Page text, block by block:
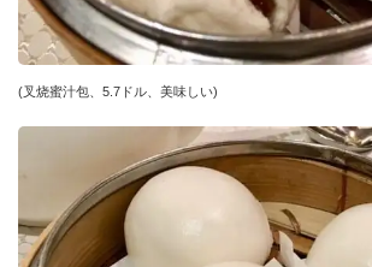
(叉烧蜜汁包、5.7ドル、美味しい)